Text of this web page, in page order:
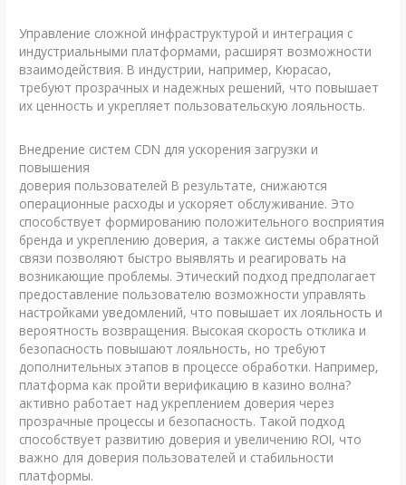
Управление сложной инфраструктурой и интеграция с
индустриальными платформами, расширят возможности
взаимодействия. В индустрии, например, Кюрасао,
требуют прозрачных и надежных решений, что повышает
их ценность и укрепляет пользовательскую лояльность.
Внедрение систем CDN для ускорения загрузки и
повышения
доверия пользователей В результате, снижаются
операционные расходы и ускоряет обслуживание. Это
способствует формированию положительного восприятия
бренда и укреплению доверия, а также системы обратной
связи позволяют быстро выявлять и реагировать на
возникающие проблемы. Этический подход предполагает
предоставление пользователю возможности управлять
настройками уведомлений, что повышает их лояльность и
вероятность возвращения. Высокая скорость отклика и
безопасность повышают лояльность, но требуют
дополнительных этапов в процессе обработки. Например,
платформа как пройти верификацию в казино волна?
активно работает над укреплением доверия через
прозрачные процессы и безопасность. Такой подход
способствует развитию доверия и увеличению ROI, что
важно для доверия пользователей и стабильности
платформы.